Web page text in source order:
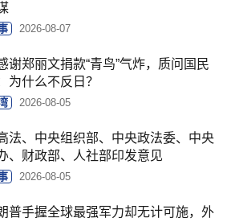
2026-08-07
谢郑丽文捐款“青鸟”气炸，质问国民
为什么不反日？
2026-08-05
法、中央组织部、中央政法委、中央
、财政部、人社部印发意见
2026-08-05
普手握全球最强军力却无计可施，外